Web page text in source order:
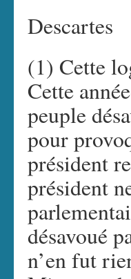
Descartes
(1) Cette
Cette
peuple
pour
président
président
désavoué
n’en fut